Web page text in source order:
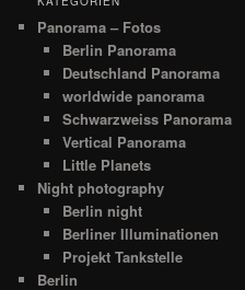
Panorama – Fotos
Berlin Panorama
Deutschland Panorama
worldwide panorama
Schwarzweiss Panorama
Vertical Panorama
Little Planets
Night photography
Berlin night
Berliner Illuminationen
Projekt Tankstelle
Berlin